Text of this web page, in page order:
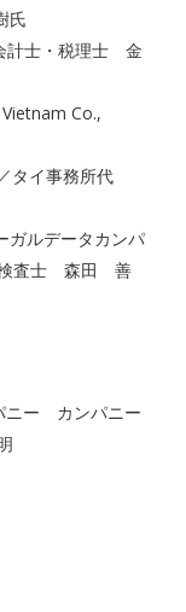
氏
計士・税理士 金
Co.,
タイ事務所代
ルデータカンパ
検査士 森田 善
ニー カンパニー